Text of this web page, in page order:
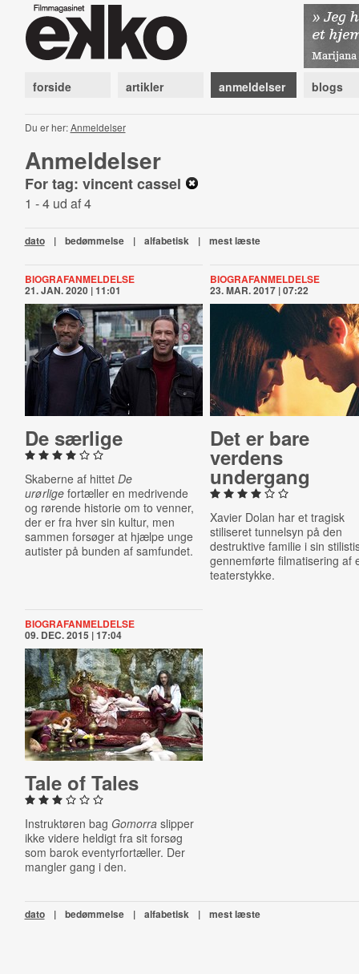
forside artikler anmeldelser blogs
Du er her:Anmeldelser
Anmeldelser
For tag: vincent cassel
1 - 4 ud af 4
dato | bedømmelse | alfabetisk | mest læste
BIOGRAFANMELDELSE
21. JAN. 2020 | 11:01
De særlige
Skaberne af hittet De
urørlige fortæller en medrivende
og rørende historie om to venner,
der er fra hver sin kultur, men
sammen forsøger at hjælpe unge
autister på bunden af samfundet.
BIOGRAFANMELDELSE
23. MAR. 2017 | 07:22
Det er bare
verdens
undergang
Xavier Dolan har et tragisk
stiliseret tunnelsyn på den
destruktive familie i sin
gennemførte filmatisering af
teaterstykke.
BIOGRAFANMELDELSE
09. DEC. 2015 | 17:04
Tale of Tales
Instruktøren bag Gomorraslipper
ikke videre heldigt fra sit forsøg
som barok eventyrfortæller. Der
mangler gang i den.
dato | bedømmelse | alfabetisk | mest læste